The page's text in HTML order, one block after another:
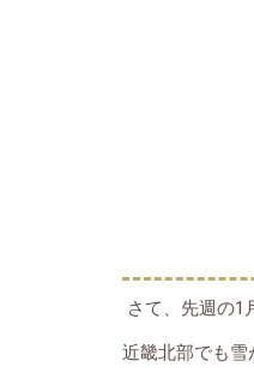
さて、先週の1
近畿北部でも雪